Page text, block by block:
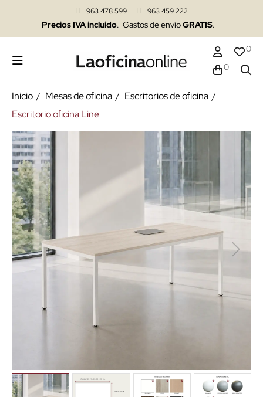
963 478 599 963 459 222
Precios IVA incluido. Gastos de envíoGRATIS.
0
0
Inicio Mesas de oficina
Escritorios de oficina
Escritorio oficina Line